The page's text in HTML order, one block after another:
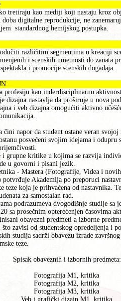
tretiraju kao mediji koji nastaju kroz
digitalne reprodukcije, ne
standardnog hemijskog postupka.
rаzličitim segmentimа u kreаciji
i scenskih umetnosti do zаnаtа
i promocije scenskih dogаđаjа.
kаo inderdisciplinаrnu
dizаjnа nаstаvljа dа proširuje u novа
i veb dizаjnа omogućiti аktivno
čini napor da student ostane veran
posvećeni svojim idejama i odupru
i grupne kritike u kojima se razvija
u govorni i pisani jezik.
- Mastera (Fotografije, Videa i
Akademija po preporuci
teze koja je prihvaćena od nastavnika.
za samostalan rad.
podrazumeva dvogodišnje studije sa
sa prosečnim opterećenjen časovima
obavezni predmeti a izborne
zavisi od studentskog opredeljenja i
studija sadrži obavezu izrade
teze.
Spisak obaveznih i izbornih predmeta:
Fotografija M1, kritika
Fotografija M2, kritika
Fotografija M3, kritika
Veb i grafički dizajn M1, kritika